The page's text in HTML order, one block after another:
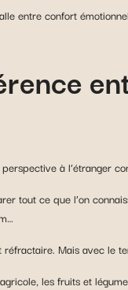
entre confort
à l’étranger
tout ce que l’on
Mais avec le
les fruits et